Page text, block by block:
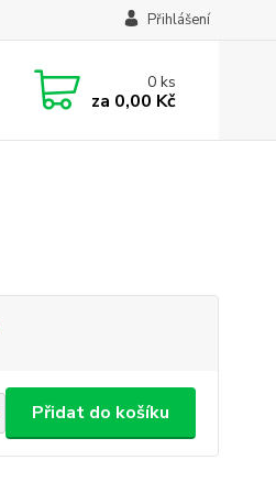
Přihlášení
0ks
za 0,00 Kč
Přidat do košíku